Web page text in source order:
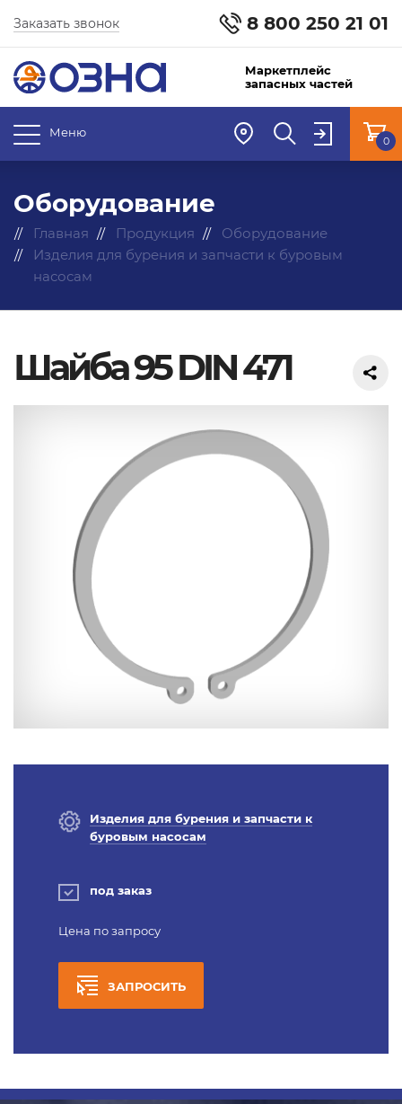
8 800 250 21 01
Заказать звонок
Маркетплейс
запасных частей
Меню
0
Оборудование
Главная Продукция
Оборудование
Изделия для бурения и запчасти к буровым
насосам
Шайба 95 DIN 471
Изделия для бурения и запчасти к
буровым насосам
под заказ
Цена по запросу
ЗАПРОСИТЬ